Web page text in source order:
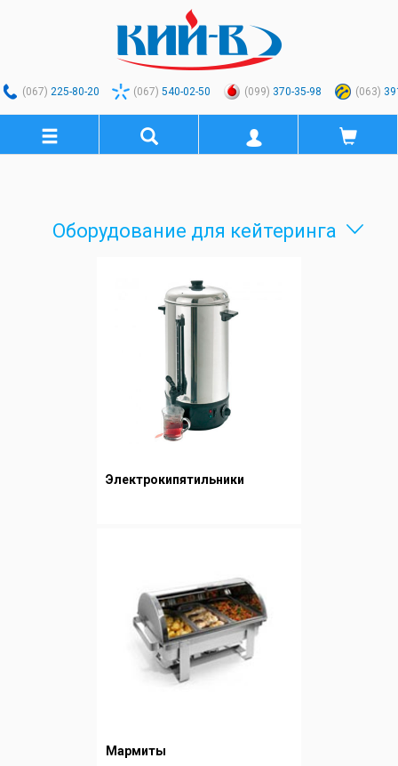
(067) 225-80-20 (067) 540-02-50 (099) 370-35-98 (063)
Оборудование для кейтеринга
Электрокипятильники
Мармиты